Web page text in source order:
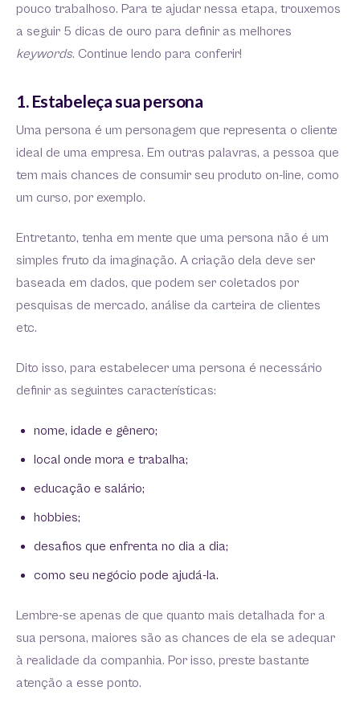
pouco trabalhoso. Para te ajudar nessa etapa, trouxemos
a seguir 5 dicas de ouro para definir as melhores
keywords. Continue lendo para conferir!
1. Estabeleça sua persona
Uma persona é um personagem que representa o cliente
ideal de uma empresa. Em outras palavras, a pessoa que
tem mais chances de consumir seu produto on-line, como
um curso, por exemplo.
Entretanto, tenha em mente que uma persona não é um
simples fruto da imaginação. A criação dela deve ser
baseada em dados, que podem ser coletados por
pesquisas de mercado, análise da carteira de clientes
etc.
Dito isso, para estabelecer uma persona é necessário
definir as seguintes características:
nome, idade e gênero;
local onde mora e trabalha;
educação e salário;
hobbies;
desafios que enfrenta no dia a dia;
como seu negócio pode ajudá-la.
Lembre-se apenas de que quanto mais detalhada for a
sua persona, maiores são as chances de ela se adequar
à realidade da companhia. Por isso, preste bastante
atenção a esse ponto.